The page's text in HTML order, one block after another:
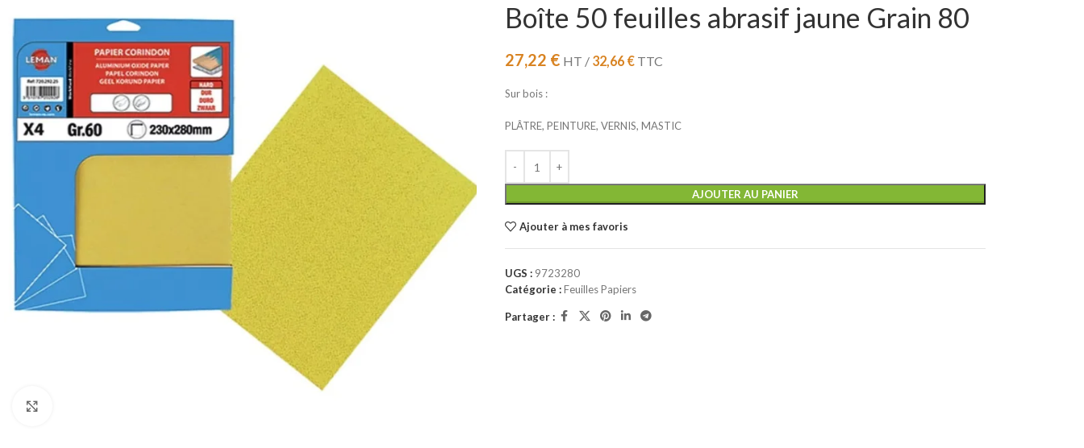
Boîte 50 feuilles abrasif jaune Grain 80
27,22 € HT / 32,66 €TTC
Sur bois :
PLÂTRE, PEINTURE, VERNIS, MASTIC
AJOUTER AU PANIER
Ajouter à mes favoris
UGS : 9723280
Catégorie :Feuilles Papiers
Partager :